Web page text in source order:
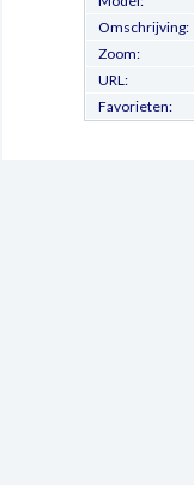
Omschrijving:
Zoom:
URL:
Favorieten: